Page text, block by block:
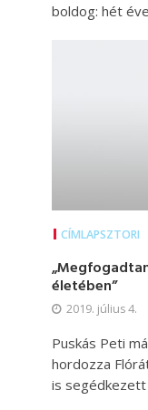
boldog: hét
CÍMLAPSZTORI
életében”
2019. július 4.
Puskás Peti
hordozza
is segédkezett